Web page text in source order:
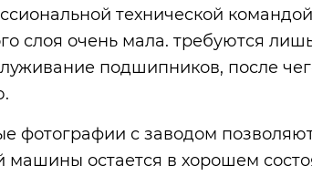
технической
слоя очень мала. требуются
подшипников, после
фотографии с заводом
машины остается в хорошем